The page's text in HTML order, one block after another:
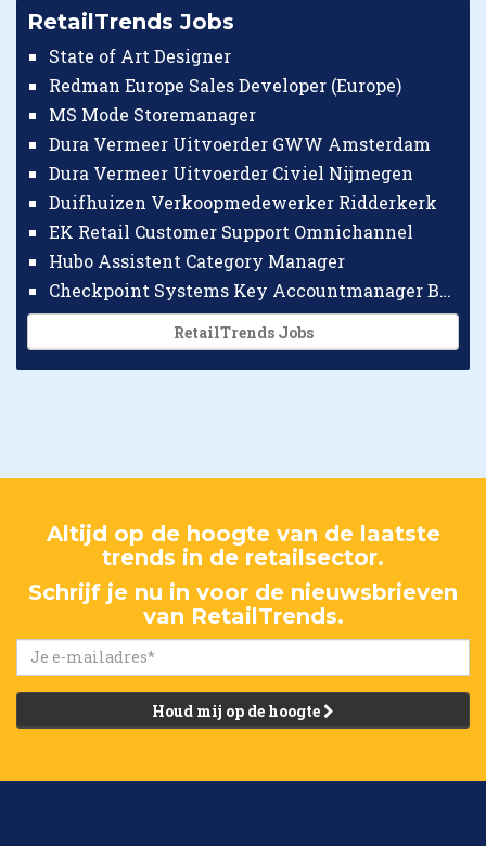
RetailTrends Jobs
State of Art Designer
Redman Europe Sales Developer (Europe)
MS Mode Storemanager
Dura Vermeer Uitvoerder GWW Amsterdam
Dura Vermeer Uitvoerder Civiel Nijmegen
Duifhuizen Verkoopmedewerker Ridderkerk
EK Retail Customer Support Omnichannel
Hubo Assistent Category Manager
Checkpoint Systems Key Accountmanager Benelux
RetailTrends Jobs
Altijd op de hoogte van de laatste
trends in de retailsector.
Schrijf je nu in voor de nieuwsbrieven
van RetailTrends.
Houd mij op de hoogte